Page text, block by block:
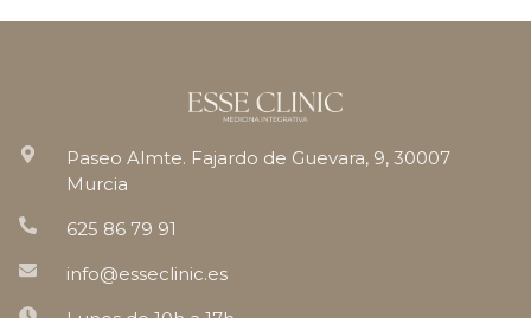
Paseo Almte. Fajardo de Guevara, 9, 30007
Murcia
625 86 79 91
info@esseclinic.es